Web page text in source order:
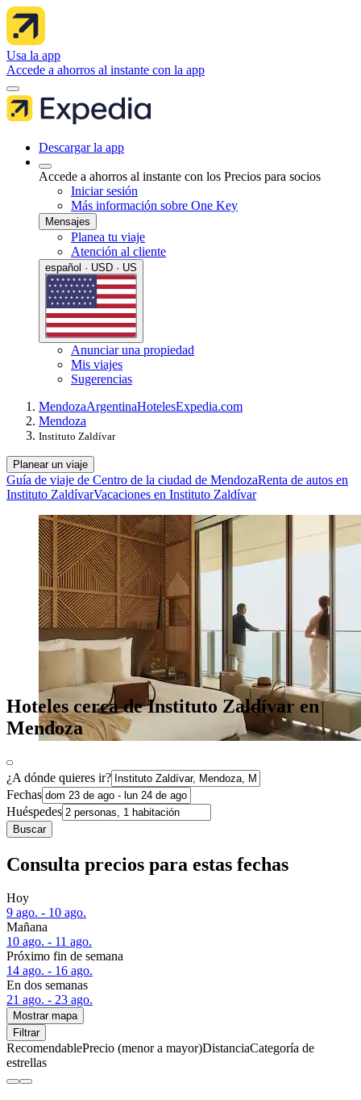
Usa la app
Accede a ahorros al instante con la app
Descargar la app
Accede a ahorros al instante con los Precios para socios
Iniciar sesión
Más información sobre One Key
Mensajes
Planea tu viaje
Atención al cliente
español · USD · US
Anunciar una propiedad
Mis viajes
Sugerencias
MendozaArgentinaHotelesExpedia.com
Mendoza
Instituto Zaldívar
Planear un viaje
Guía de viaje de Centro de la ciudad de MendozaRenta de autos en
Instituto ZaldívarVacaciones en Instituto Zaldívar
Hoteles cerca de Instituto Zaldívar en
Mendoza
¿A dónde quieres ir?
Fechas
Huéspedes
Buscar
Consulta precios para estas fechas
Hoy
9 ago. - 10 ago.
Mañana
10 ago. - 11 ago.
Próximo fin de semana
14 ago. - 16 ago.
En dos semanas
21 ago. - 23 ago.
Mostrar mapa
Filtrar
RecomendablePrecio (menor a mayor)DistanciaCategoría de
estrellas